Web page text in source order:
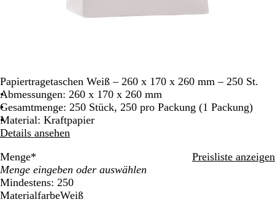
Papiertragetaschen Weiß – 260 x 170 x 260 mm – 250 St.
Abmessungen: 260 x 170 x 260 mm
Gesamtmenge: 250 Stück, 250 pro Packung (1 Packung)
Material: Kraftpapier
Details ansehen
Menge* Preisliste anzeigen
Mindestens: 250
MaterialfarbeWeiß